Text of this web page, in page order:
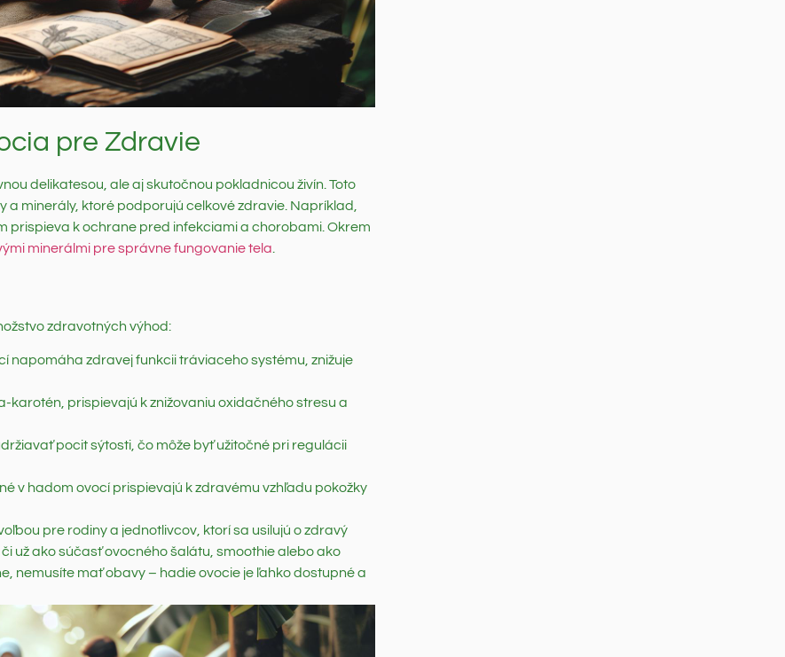
pre Zdravie
delikatesou, ale aj skutočnou pokladnicou živín. Toto
a minerály, ktoré podporujú celkové zdravie. Napríklad,
prispieva k ochrane pred infekciami a chorobami. Okrem
minerálmi pre správne fungovanie tela.
zdravotných výhod:
napomáha zdravej funkcii tráviaceho systému, znižuje
karotén, prispievajú k znižovaniu oxidačného stresu a
pocit sýtosti, čo môže byť užitočné pri regulácii
v hadom ovocí prispievajú k zdravému vzhľadu pokožky
pre rodiny a jednotlivcov, ktorí sa usilujú o zdravý
už ako súčasť ovocného šalátu, smoothie alebo ako
nemusíte mať obavy – hadie ovocie je ľahko dostupné a